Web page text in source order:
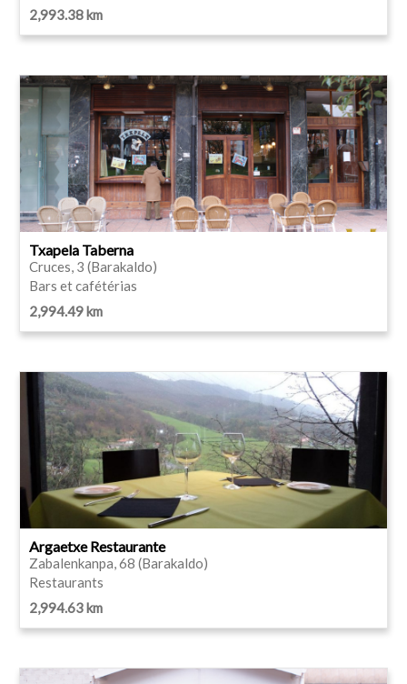
2,993.38 km
Txapela Taberna
Cruces, 3 (Barakaldo)
Bars et cafétérias
2,994.49 km
Argaetxe Restaurante
Zabalenkanpa, 68 (Barakaldo)
Restaurants
2,994.63 km